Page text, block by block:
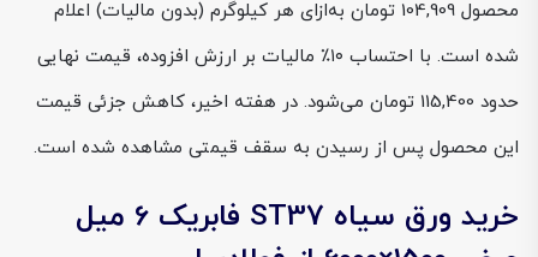
محصول 104,909 تومان به‌ازای هر کیلوگرم (بدون مالیات) اعلام
شده است. با احتساب ۱۰٪ مالیات بر ارزش افزوده، قیمت نهایی
حدود 115,400 تومان می‌شود. در هفته اخیر، کاهش جزئی قیمت
این محصول پس از رسیدن به سقف قیمتی مشاهده شده است.
خرید ورق سیاه ST37 فابریک 6 میل